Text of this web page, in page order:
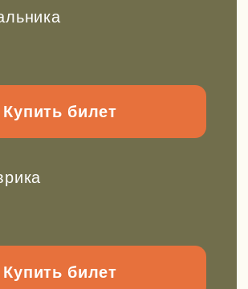
нас есть
походы
выезды на заказ